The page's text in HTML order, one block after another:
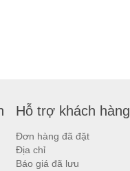
Hỗ trợ khách hàng
Đơn hàng đã đặt
Địa chỉ
Báo giá đã lưu